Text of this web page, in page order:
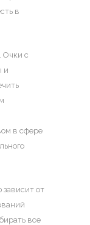
в
Очки с
и
в сфере
от
все